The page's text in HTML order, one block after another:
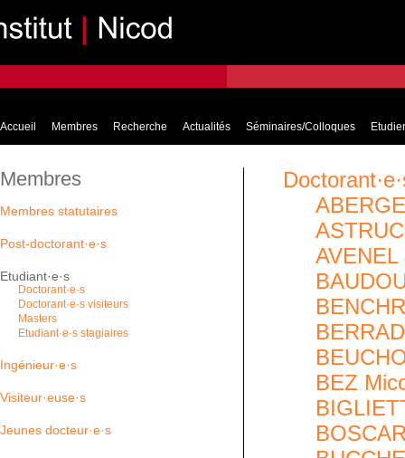
Accueil Membres Recherche Actualités Séminaires/Colloques
AVENEL
BEZ
Membres
Membres statutaires
Post-doctorant·e·s
Etudiant·e·s
Doctorant·e·s
Doctorant·e·s visiteurs
Masters
Etudiant·e·s stagiaires
Ingénieur·e·s
Visiteur·euse·s
Jeunes docteur·e·s